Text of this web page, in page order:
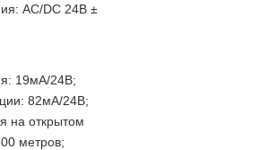
AC/DC 24В ±
19мА/24В;
82мА/24В;
на открытом
метров;